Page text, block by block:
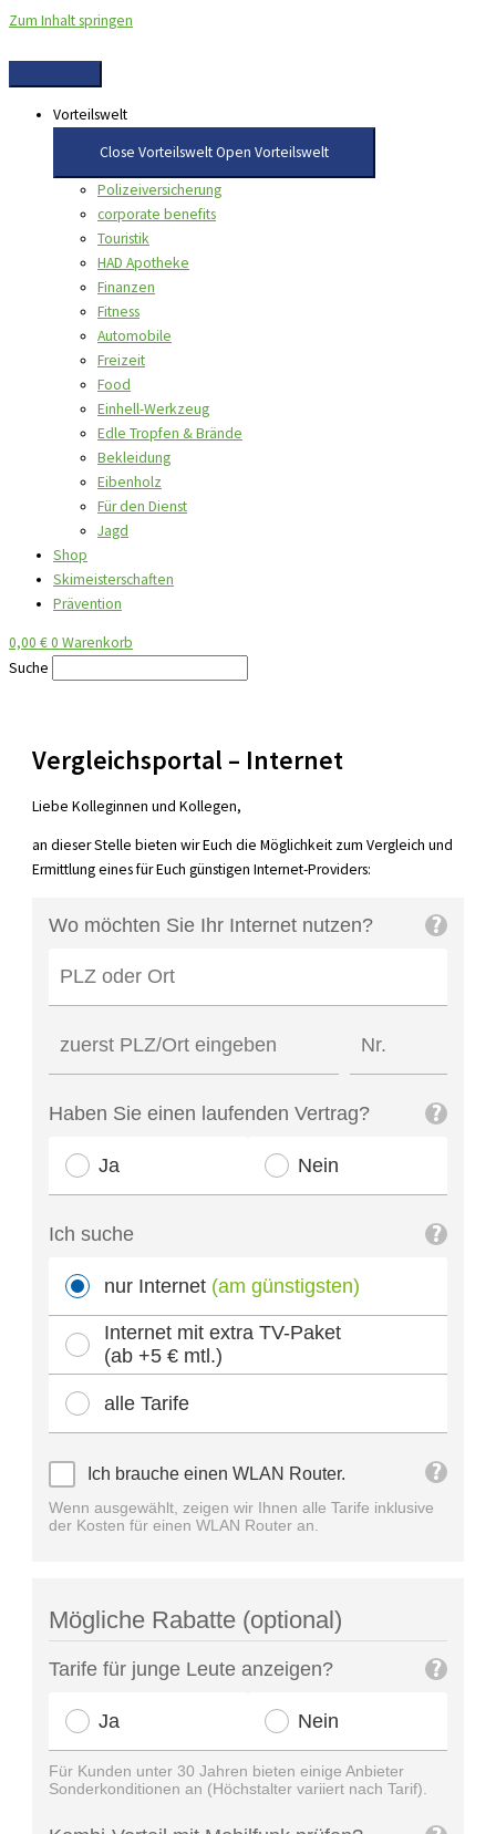
Zum Inhalt springen
Vorteilswelt
Close VorteilsweltOpen Vorteilswelt
Polizeiversicherung
corporate benefits
Touristik
HAD Apotheke
Finanzen
Fitness
Automobile
Freizeit
Food
Einhell-Werkzeug
Edle Tropfen & Brände
Bekleidung
Eibenholz
Für den Dienst
Jagd
Shop
Skimeisterschaften
Prävention
0,00 €0 Warenkorb
Suche
Vergleichsportal – Internet
Liebe Kolleginnen und Kollegen,
an dieser Stelle bieten wir Euch die Möglichkeit zum Vergleich und
Ermittlung eines für Euch günstigen Internet-Providers: